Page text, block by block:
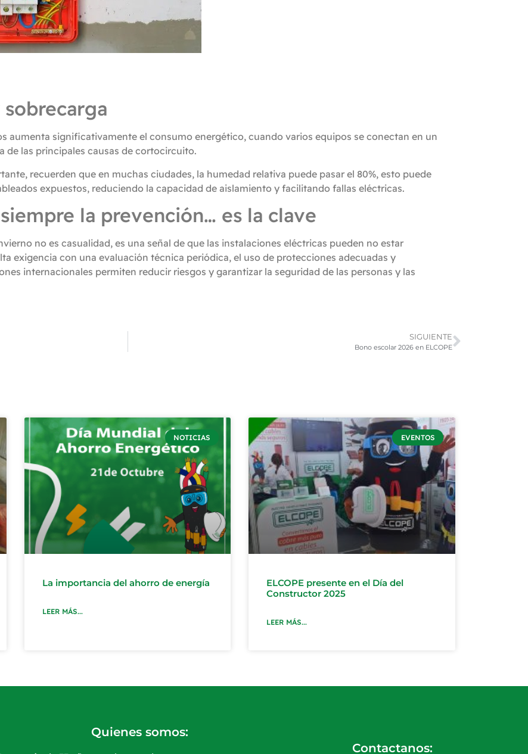
aumenta significativamente el consumo energético, cuando varios equipos se conectan en un
de las principales causas de cortocircuito.
recuerden que en muchas ciudades, la humedad relativa puede pasar el 80%, esto puede
expuestos, reduciendo la capacidad de aislamiento y facilitando fallas eléctricas.
la prevención… es la clave
no es casualidad, es una señal de que las instalaciones eléctricas pueden no estar
exigencia con una evaluación técnica periódica, el uso de protecciones adecuadas y
internacionales permiten reducir riesgos y garantizar la seguridad de las personas y las
SIGUIENTE
Bono escolar 2026 en ELCOPE
NOTICIAS
La importancia del ahorro de energía
LEER MÁS...
EVENTOS
ELCOPE presente en el Día del
Constructor 2025
LEER MÁS...
Quienes somos:
Contactanos: